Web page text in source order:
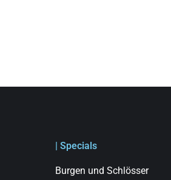
| Specials
Burgen und Schlösser